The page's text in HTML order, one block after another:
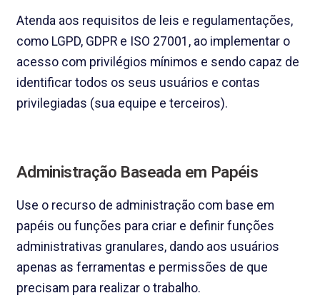
Atenda aos requisitos de leis e regulamentações,
como LGPD, GDPR e ISO 27001, ao implementar o
acesso com privilégios mínimos e sendo capaz de
identificar todos os seus usuários e contas
privilegiadas (sua equipe e terceiros).
Administração Baseada em Papéis
Use o recurso de administração com base em
papéis ou funções para criar e definir funções
administrativas granulares, dando aos usuários
apenas as ferramentas e permissões de que
precisam para realizar o trabalho.